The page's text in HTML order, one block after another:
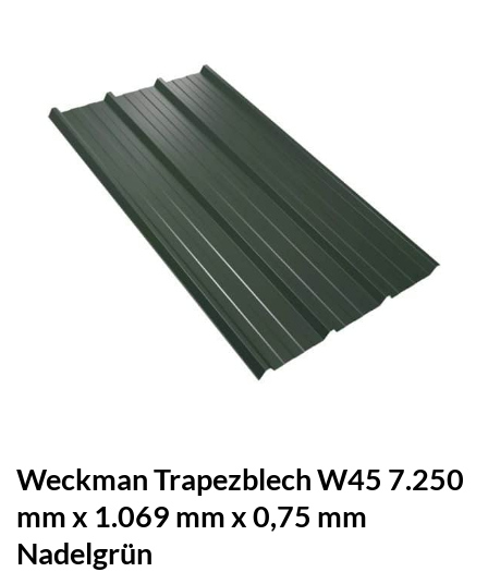
Weckman Trapezblech W45 7.250
mm x 1.069 mm x 0,75 mm
Nadelgrün